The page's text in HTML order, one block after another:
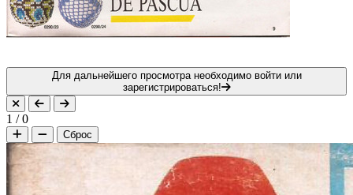
Для дальнейшего просмотра необходимо войти или
зарегистрироваться!
1 /0
Сброс